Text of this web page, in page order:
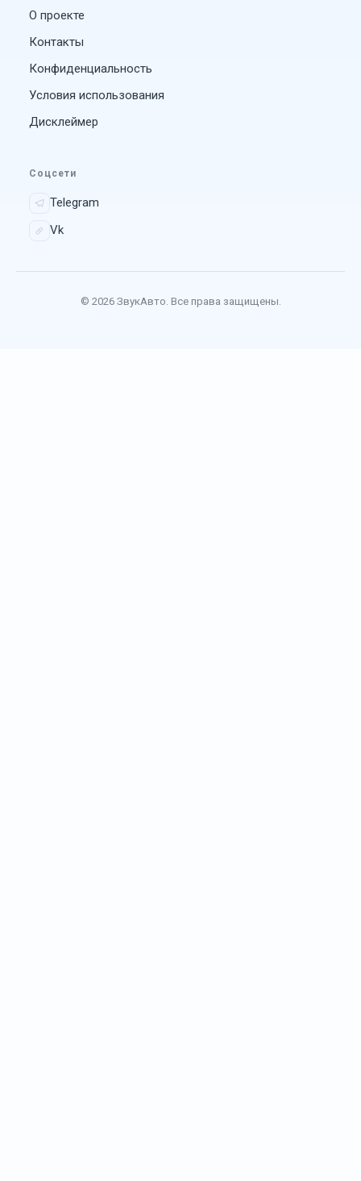
О проекте
Контакты
Конфиденциальность
Условия использования
Дисклеймер
Соцсети
Telegram
Vk
© 2026 ЗвукАвто. Все права защищены.